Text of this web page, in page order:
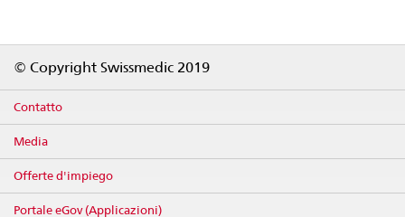
© Copyright Swissmedic 2019
Contatto
Media
Offerte d'impiego
Portale eGov (Applicazioni)